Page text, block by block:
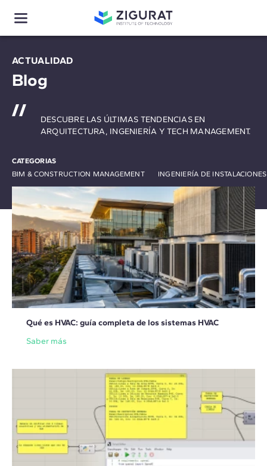
ACTUALIDAD
Blog
CATEGORIAS
BIM & CONSTRUCTION MANAGEMENT
INGENIERÍA DE
DESCUBRE LAS ÚLTIMAS TENDENCIAS EN
ARQUITECTURA, INGENIERÍA Y TECH MANAGEMENT.
Qué es HVAC: guía completa de los sistemas HVAC
Saber más